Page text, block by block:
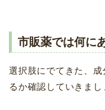
市販薬では何に
選択肢にでてきた、
るか確認していきまし